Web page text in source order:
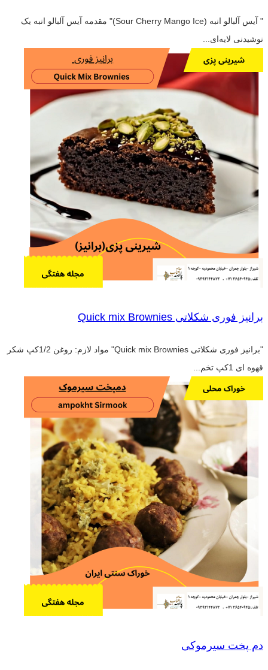
" آیس آلبالو انبه (Sour Cherry Mango Ice)" مقدمه آیس آلبالو انبه یک
نوشیدنی لایه‌ای...
برانیز فوری شکلاتی Quick mix Brownies
"برانیز فوری شکلاتی Quick mix Brownies" مواد لازم: روغن 1/2کپ شکر
قهوه ای 1کپ تخم...
دم پخت سیرموکی